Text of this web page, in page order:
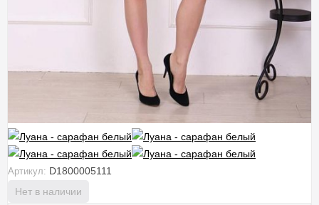
Артикул: D1800005111
Нет в наличии